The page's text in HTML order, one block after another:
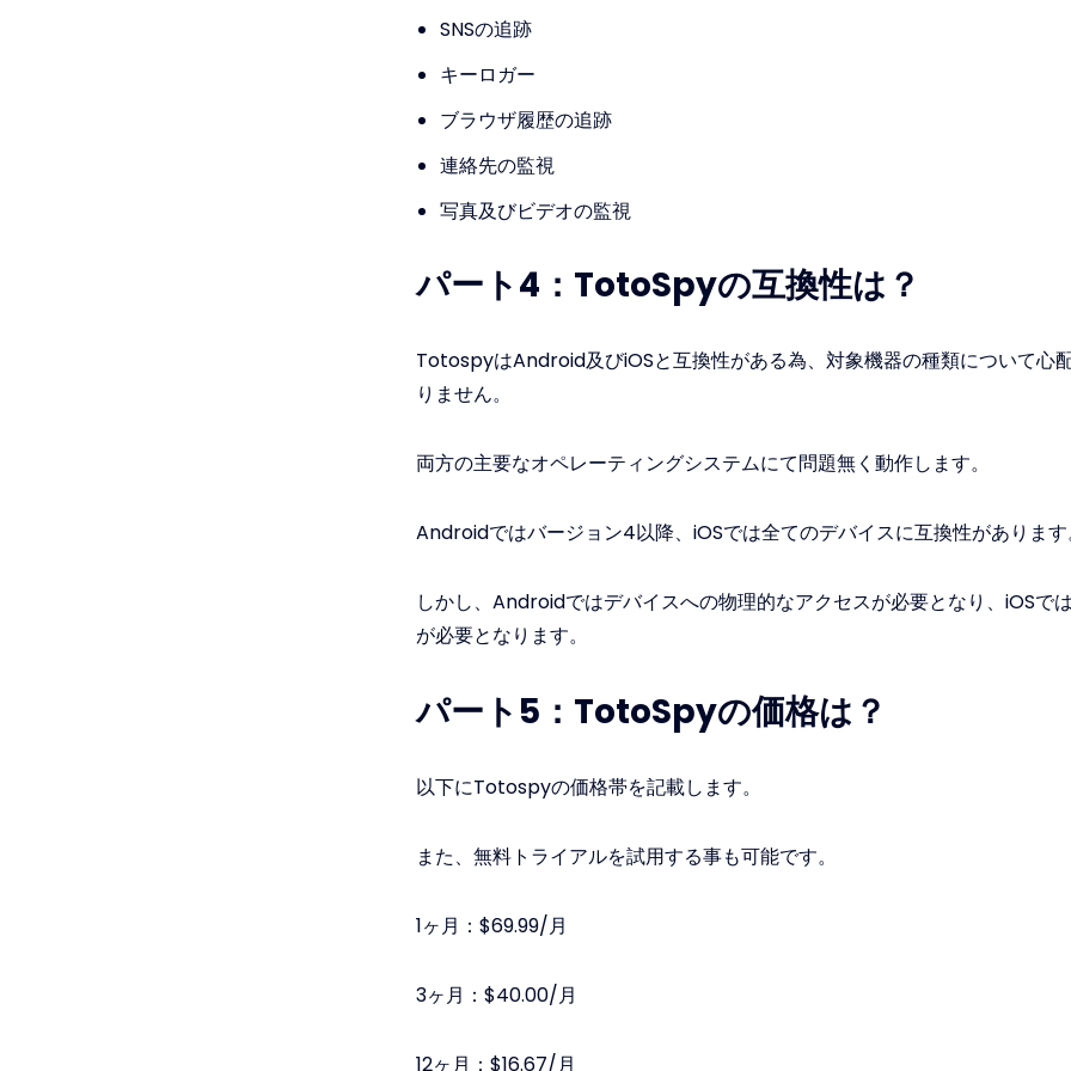
SNSの追跡
キーロガー
ブラウザ履歴の追跡
連絡先の監視
写真及びビデオの監視
パート4：TotoSpyの互換性は？
TotospyはAndroid及びiOSと互換性がある為、対象機器の種類について心
りません。
両方の主要なオペレーティングシステムにて問題無く動作します。
Androidではバージョン4以降、iOSでは全てのデバイスに互換性があります
しかし、Androidではデバイスへの物理的なアクセスが必要となり、iOSで
が必要となります。
パート5：TotoSpyの価格は？
以下にTotospyの価格帯を記載します。
また、無料トライアルを試用する事も可能です。
1ヶ月：$69.99/月
3ヶ月：$40.00/月
12ヶ月：$16.67/月